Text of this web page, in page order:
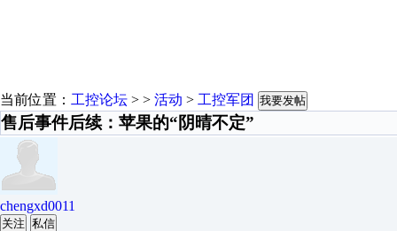
当前位置： 工控论坛 > > 活动 > 工控军团 我要发帖
售后事件后续：苹果的“阴晴不定”
chengxd0011
关注 私信